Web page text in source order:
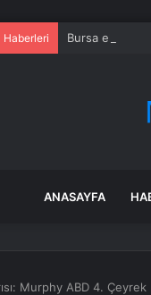
Haberleri Bursa
ANASAYFA
Murphy ABD 4.